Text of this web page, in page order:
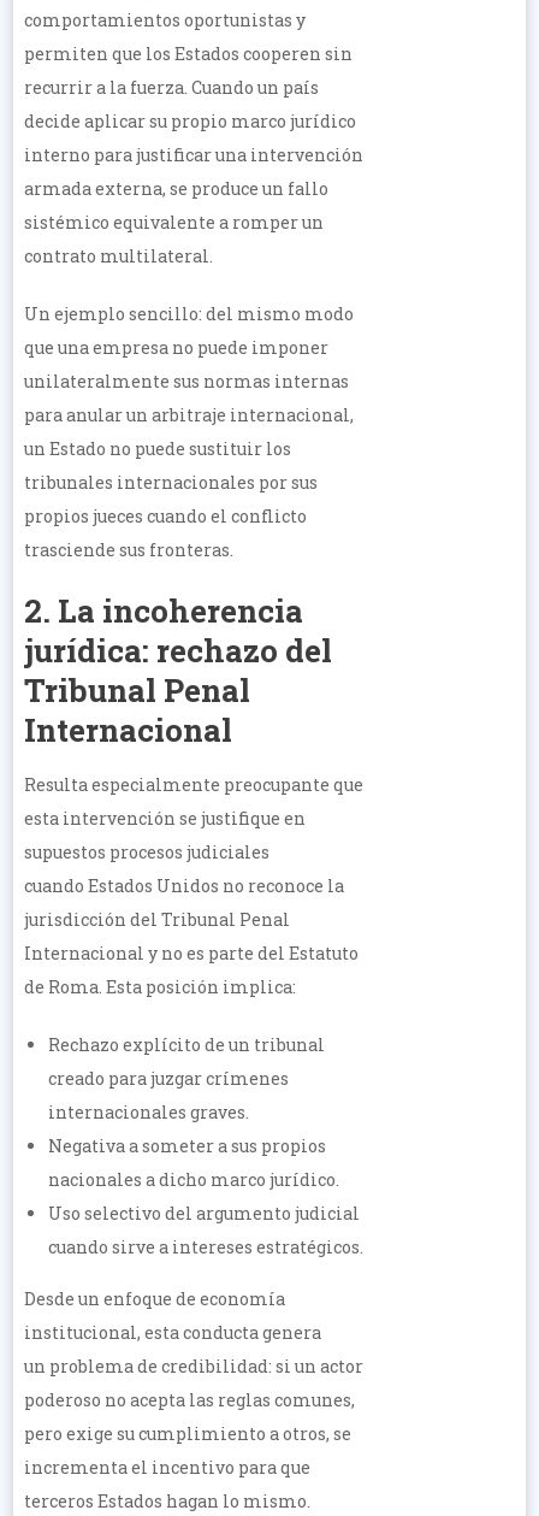
comportamientos oportunistas y
permiten que los Estados cooperen sin
recurrir a la fuerza. Cuando un país
decide aplicar su propio marco jurídico
interno para justificar una intervención
armada externa, se produce un fallo
sistémico equivalente a romper un
contrato multilateral.
Un ejemplo sencillo: del mismo modo
que una empresa no puede imponer
unilateralmente sus normas internas
para anular un arbitraje internacional,
un Estado no puede sustituir los
tribunales internacionales por sus
propios jueces cuando el conflicto
trasciende sus fronteras.
2. La incoherencia
jurídica: rechazo del
Tribunal Penal
Internacional
Resulta especialmente preocupante que
esta intervención se justifique en
supuestos procesos judiciales
cuando Estados Unidos no reconoce la
jurisdicción del Tribunal Penal
Internacional y no es parte del Estatuto
de Roma. Esta posición implica:
Rechazo explícito de un tribunal
creado para juzgar crímenes
internacionales graves.
Negativa a someter a sus propios
nacionales a dicho marco jurídico.
Uso selectivo del argumento judicial
cuando sirve a intereses estratégicos.
Desde un enfoque de economía
institucional, esta conducta genera
un problema de credibilidad: si un actor
poderoso no acepta las reglas comunes,
pero exige su cumplimiento a otros, se
incrementa el incentivo para que
terceros Estados hagan lo mismo.